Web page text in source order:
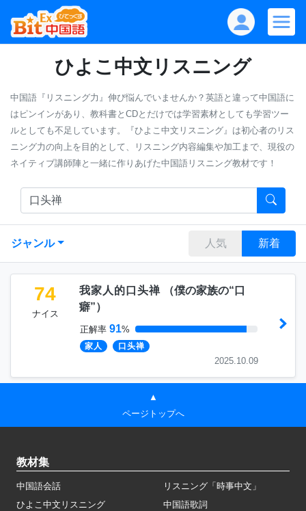
ひよこ中文リスニング
中国語『リスニング力』伸び悩んでいませんか？英語と違って中国語に
はピンインがあり、教科書とCDとだけでは学習素材としても学習ツー
ルとしても不足しています。『ひよこ中文リスニング』は初心者のリス
ニング力の向上を目的として、リスニング内容編集や加工まで、現役の
ネイティブ講師陣と一緒に作りあげた中国語リスニング教材です！
ジャンル 人気 新着
74
ナイス
我家人的口头禅 （僕の家族の“口
癖”）
正解率 91%
家人 口头禅
2025.10.09
▲
ページトップへ
教材集
中国語会話
リスニング「時事中文」
ひよこ中文リスニング
中国語歌詞